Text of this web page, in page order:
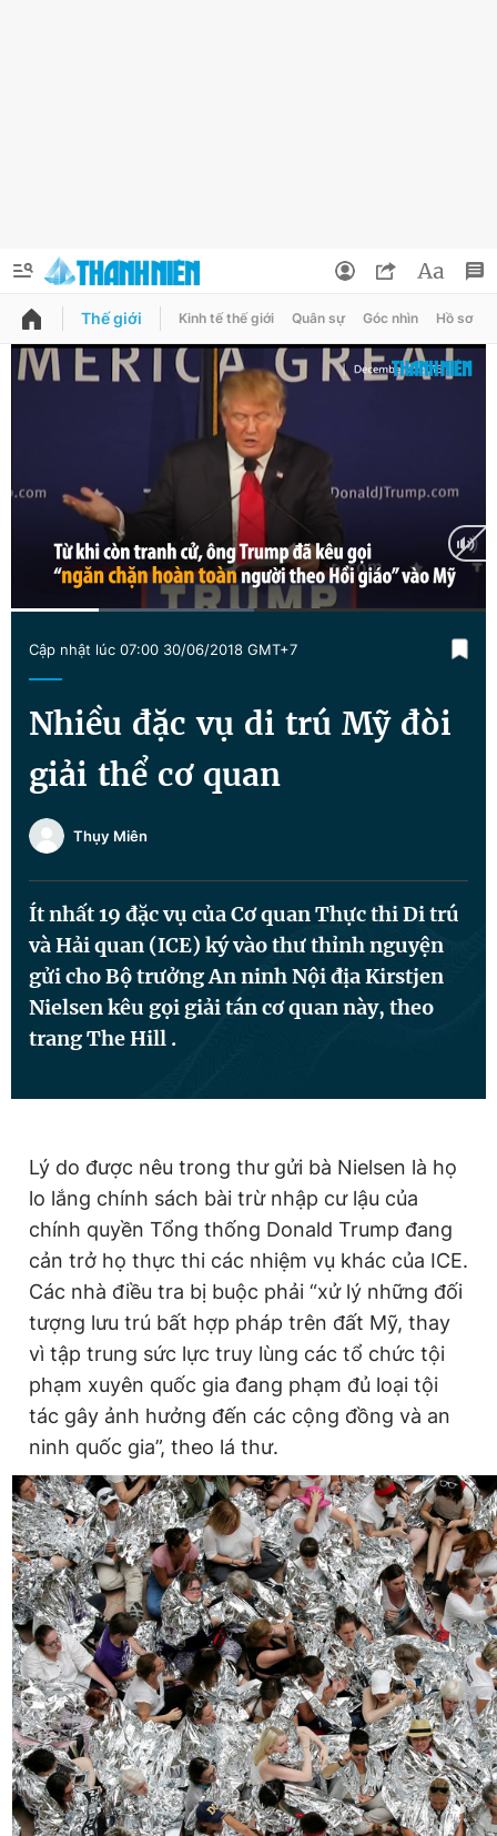
QUẢNG CÁO
Chuyên mục khác
Chào ngày mới Tin 24h
Tin thị trường Tin 360
Video Magazine
Sản phẩm khác
Tiện ích
Thông tin tòa soạn Liên hệ quảng cáo
Theo dõi báo trên
Hotline
0906 645 777
Liên hệ quảng cáo
0908 780 404
Đặt báo Quảng cáo RSS Tòa soạn Chính sách bảo
Tổng biên tập: Nguyễn Ngọc Toàn
Phó tổng biên tập thường trực: Hải Thành
Phó tổng biên tập: Lâm Hiếu Dũng
Phó tổng biên tập: Trần Việt Hưng
Tổng thư ký tòa soạn: Đức Trung
Giấy phép xuất bản số 110/GP - BTTTT cấp ngày 24.3.2020
© 2003-2026 Bản quyền thuộc về Báo Thanh Niên. Cấm sao
chép dưới mọi hình thức nếu không có sự chấp thuận bằng văn
bản. Phát triển bởi ePi Technologies, JSC.
Tin đã lưu
Tin đã xem
Đăng xuất
Thế giới Kinh tế thế giới Quân sự Góc nhìn Hồ sơ
Time
Cập nhật lúc 07:00 30/06/2018 GMT+7
Nhiều đặc vụ di trú Mỹ đòi
giải thể cơ quan
Thụy Miên
Ít nhất 19 đặc vụ của Cơ quan Thực thi Di trú
và Hải quan (ICE) ký vào thư thỉnh nguyện
gửi cho Bộ trưởng An ninh Nội địa Kirstjen
Nielsen kêu gọi giải tán cơ quan này, theo
trang The Hill .
Lý do được nêu trong thư gửi bà Nielsen là họ
lo lắng chính sách bài trừ nhập cư lậu của
chính quyền Tổng thống Donald Trump đang
cản trở họ thực thi các nhiệm vụ khác của ICE.
Các nhà điều tra bị buộc phải “xử lý những đối
tượng lưu trú bất hợp pháp trên đất Mỹ, thay
vì tập trung sức lực truy lùng các tổ chức tội
phạm xuyên quốc gia đang phạm đủ loại tội
tác gây ảnh hưởng đến các cộng đồng và an
ninh quốc gia”, theo lá thư.